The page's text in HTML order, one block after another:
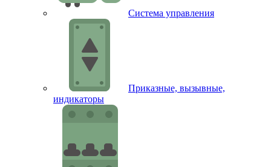
Система управления
Приказные, вызывные,
индикаторы